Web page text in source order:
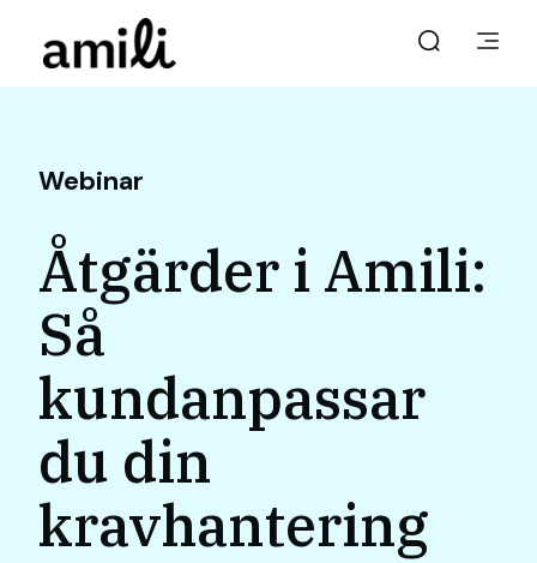
Webinar
Åtgärder i Amili:
Så
kundanpassar
du din
kravhantering